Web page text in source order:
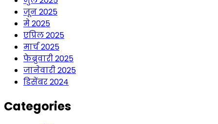
जून 2025
मे 2025
एप्रिल 2025
मार्च 2025
फेब्रुवारी 2025
जानेवारी 2025
डिसेंबर 2024
Categories